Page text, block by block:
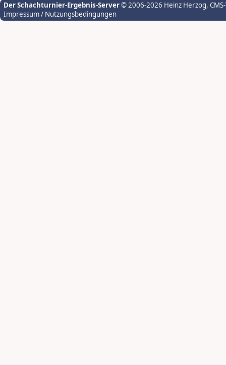
Der Schachturnier-Ergebnis-Server© 2006-2026 Heinz Herzog,
Impressum / Nutzungsbedingungen